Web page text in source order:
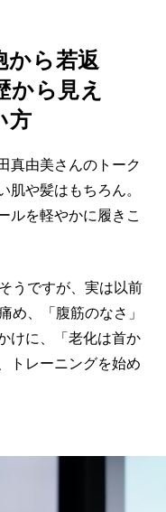
から若返
ら見え
方
真由美さんのトーク
肌や髪はもちろん。
ルを軽やかに履きこ
うですが、実は以前
め、「腹筋のなさ」
けに、「老化は首か
トレーニングを始め